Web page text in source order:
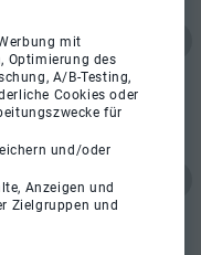
mit
Optimierung des
A/B-Testing,
Cookies oder
für
und/oder
Anzeigen und
Zielgruppen und